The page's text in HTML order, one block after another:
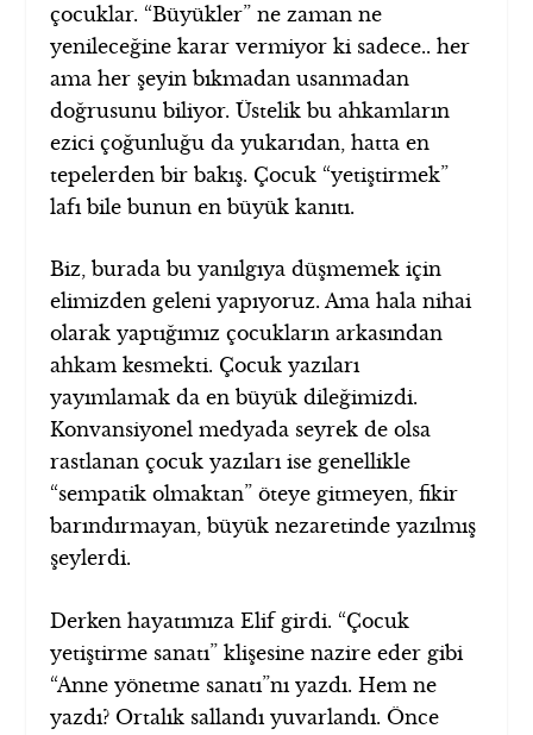
çocuklar. “Büyükler” ne zaman ne
yenileceğine karar vermiyor ki sadece.. her
ama her şeyin bıkmadan usanmadan
doğrusunu biliyor. Üstelik bu ahkamların
ezici çoğunluğu da yukarıdan, hatta en
tepelerden bir bakış. Çocuk “yetiştirmek”
lafı bile bunun en büyük kanıtı.
Biz, burada bu yanılgıya düşmemek için
elimizden geleni yapıyoruz. Ama hala nihai
olarak yaptığımız çocukların arkasından
ahkam kesmekti. Çocuk yazıları
yayımlamak da en büyük dileğimizdi.
Konvansiyonel medyada seyrek de olsa
rastlanan çocuk yazıları ise genellikle
“sempatik olmaktan” öteye gitmeyen, fikir
barındırmayan, büyük nezaretinde yazılmış
şeylerdi.
Derken hayatımıza Elif girdi. “Çocuk
yetiştirme sanatı” klişesine nazire eder gibi
“Anne yönetme sanatı”nı yazdı. Hem ne
yazdı? Ortalık sallandı yuvarlandı. Önce